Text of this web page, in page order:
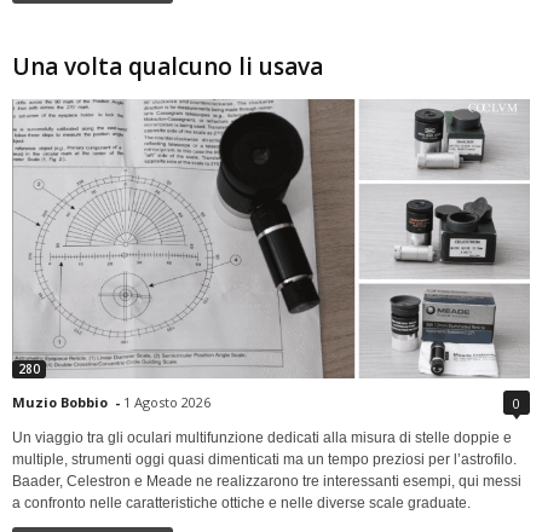
Una volta qualcuno li usava
280
Muzio Bobbio - 1 Agosto 2026 0
Un viaggio tra gli oculari multifunzione dedicati alla misura di stelle doppie e
multiple, strumenti oggi quasi dimenticati ma un tempo preziosi per l’astrofilo.
Baader, Celestron e Meade ne realizzarono tre interessanti esempi, qui messi
a confronto nelle caratteristiche ottiche e nelle diverse scale graduate.